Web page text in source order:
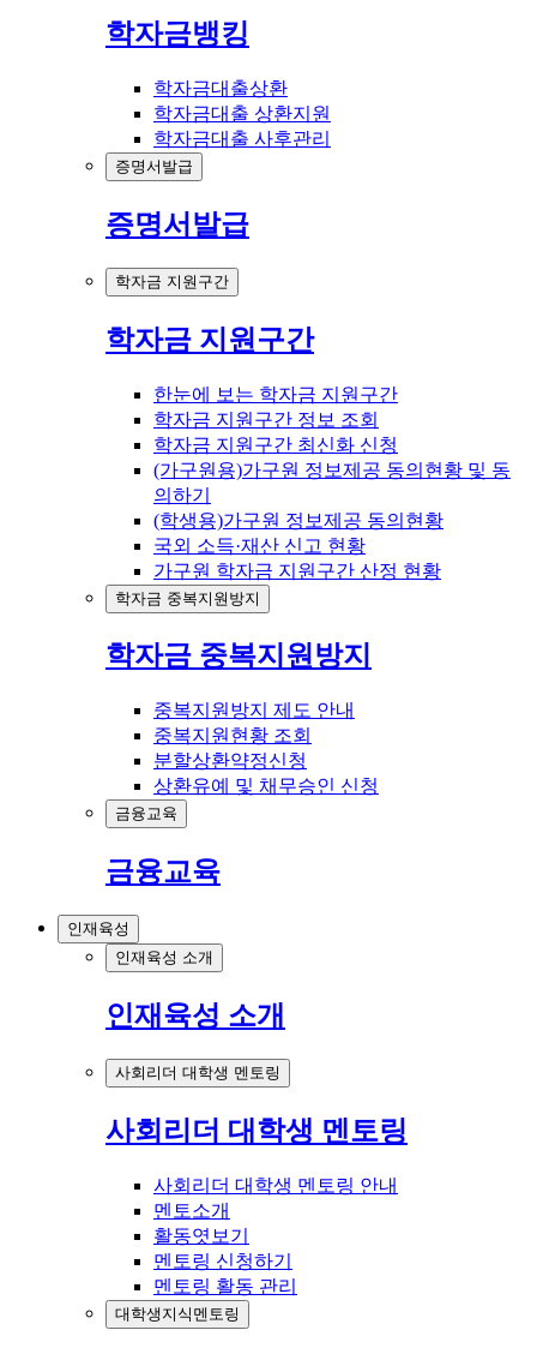
학자금뱅킹
학자금대출상환
학자금대출 상환지원
학자금대출 사후관리
증명서발급
증명서발급
학자금 지원구간
학자금 지원구간
한눈에 보는 학자금 지원구간
학자금 지원구간 정보 조회
학자금 지원구간 최신화 신청
(가구원용)가구원 정보제공 동의현황 및 동
의하기
(학생용)가구원 정보제공 동의현황
국외 소득·재산 신고 현황
가구원 학자금 지원구간 산정 현황
학자금 중복지원방지
학자금 중복지원방지
중복지원방지 제도 안내
중복지원현황 조회
분할상환약정신청
상환유예 및 채무승인 신청
금융교육
금융교육
인재육성
인재육성 소개
인재육성 소개
사회리더 대학생 멘토링
사회리더 대학생 멘토링
사회리더 대학생 멘토링 안내
멘토소개
활동엿보기
멘토링 신청하기
멘토링 활동 관리
대학생지식멘토링